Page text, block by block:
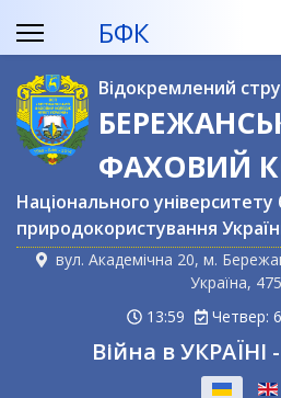
БФК
Відокремлений
ФАХОВИЙ
Національного університету
природокористування
вул. Академічна 20, м.
Україна,
13:59
Четвер:
Війна в УКРАЇНІ